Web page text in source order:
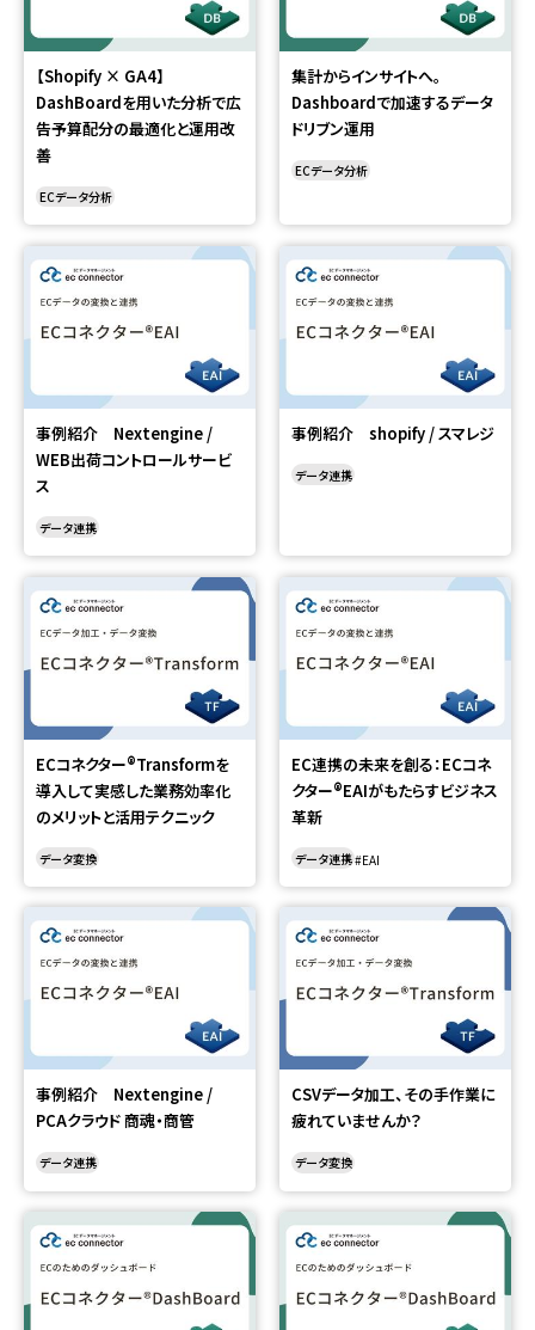
【Shopify × GA4】
DashBoardを用いた分析で広
告予算配分の最適化と運用改
善
ECデータ分析
集計からインサイトへ。
Dashboardで加速するデータ
ドリブン運用
ECデータ分析
事例紹介 Nextengine /
WEB出荷コントロールサービ
ス
データ連携
事例紹介 shopify / スマレジ
データ連携
ECコネクター®Transformを
導入して実感した業務効率化
のメリットと活用テクニック
データ変換
EC連携の未来を創る：ECコネ
クター®EAIがもたらすビジネス
革新
データ連携 EAI
事例紹介 Nextengine /
PCAクラウド 商魂・商管
データ連携
CSVデータ加工、その手作業に
疲れていませんか？
データ変換